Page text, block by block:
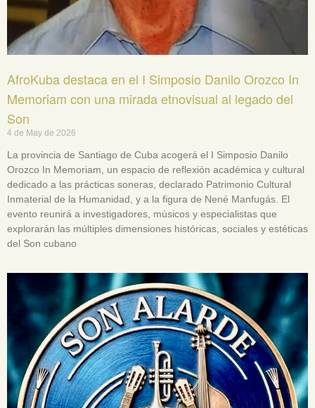
AfroKuba destaca en el I Simposio Danilo Orozco In
Memoriam con una mirada etnovisual al legado del
Son
4 de May de 2026
La provincia de Santiago de Cuba acogerá el I Simposio Danilo
Orozco In Memoriam, un espacio de reflexión académica y cultural
dedicado a las prácticas soneras, declarado Patrimonio Cultural
Inmaterial de la Humanidad, y a la figura de Nené Manfugás. El
evento reunirá a investigadores, músicos y especialistas que
explorarán las múltiples dimensiones históricas, sociales y estéticas
del Son cubano